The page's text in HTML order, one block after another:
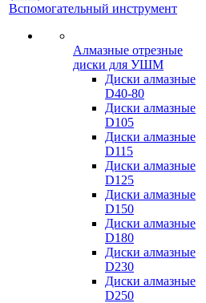
Вспомогательный инструмент
Алмазные отрезные
диски для УШМ
Диски алмазные
D40-80
Диски алмазные
D105
Диски алмазные
D115
Диски алмазные
D125
Диски алмазные
D150
Диски алмазные
D180
Диски алмазные
D230
Диски алмазные
D250